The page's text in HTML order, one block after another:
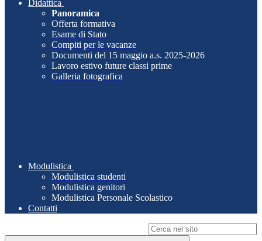
Didattica
Panoramica
Offerta formativa
Esame di Stato
Compiti per le vacanze
Documenti del 15 maggio a.s. 2025-2026
Lavoro estivo future classi prime
Galleria fotografica
Modulistica
Modulistica studenti
Modulistica genitori
Modulistica Personale Scolastico
Contatti